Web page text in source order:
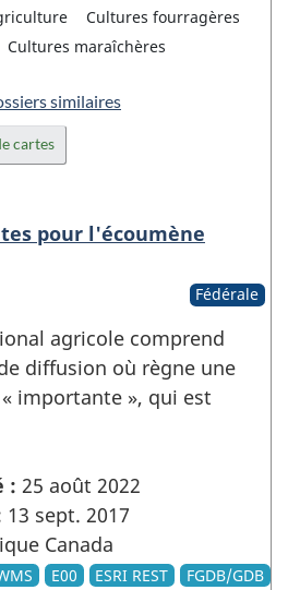
Cultures fourragères
Cultures maraîchères
similaires
cartes
pour l'écoumène
Fédérale
agricole comprend
diffusion où règne une
importante », qui est
: 25 août 2022
13 sept. 2017
Canada
E00 ESRI REST FGDB/GDB